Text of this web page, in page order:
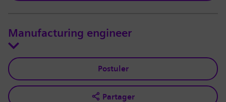
Manufacturing engineer
Postuler
Partager